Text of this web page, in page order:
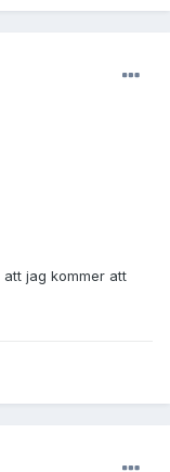
jag kommer att